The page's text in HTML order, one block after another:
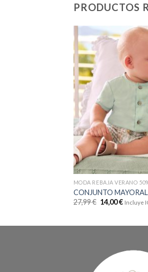
PRODUCTOS
MODA REBAJA VERANO
CONJUNTO MAYORAL
27,99€ 14,00€ Incluye